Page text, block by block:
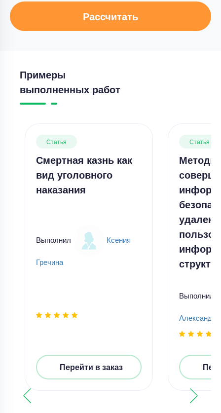
Рассчитать
Примеры
выполненных работ
Статья
Смертная казнь как
вид уголовного
наказания
Выполнил Ксения
Гречина
Перейти в заказ
Статья
Методы
Выполнил
Александр